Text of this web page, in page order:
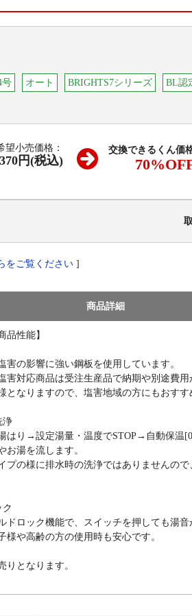
号 オート BRIGHTS7シリーズ BL認
望小売価格：
円(税込)
交換できるくん価
70
をご覧ください ]
商品詳細
品性能】
害の影響に強い鋼板を使用しています。
害対応商品は受注生産品で納期や別途費
となりますので、塩害地域の方にもおすす
浄
はり→設定湯量・温度でSTOP→自動保温
お湯を流します。
プの様に排水時の洗浄ではありませんので
ドロック機能で、スイッチを押しても湯
様や高齢の方の使用時も安心です。
となります。